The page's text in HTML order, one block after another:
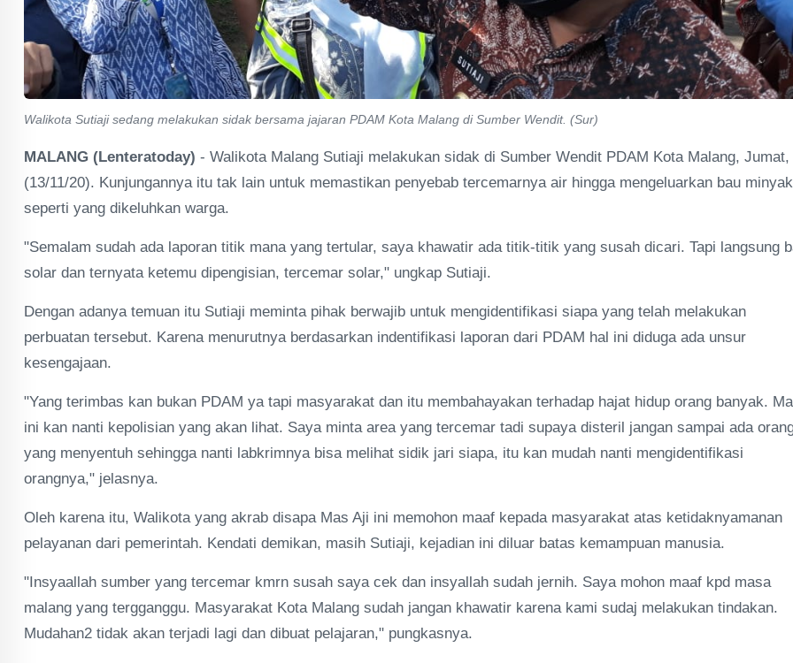
Walikota Sutiaji sedang melakukan sidak bersama jajaran PDAM Kota Malang di Sumber Wendit. (Sur)
MALANG (Lenteratoday) - Walikota Malang Sutiaji melakukan sidak di Sumber Wendit PDAM Kota Malang, Jumat,
(13/11/20). Kunjungannya itu tak lain untuk memastikan penyebab tercemarnya air hingga mengeluarkan bau minyak
seperti yang dikeluhkan warga.
"Semalam sudah ada laporan titik mana yang tertular, saya khawatir ada titik-titik yang susah dicari. Tapi langsung
solar dan ternyata ketemu dipengisian, tercemar solar," ungkap Sutiaji.
Dengan adanya temuan itu Sutiaji meminta pihak berwajib untuk mengidentifikasi siapa yang telah melakukan
perbuatan tersebut. Karena menurutnya berdasarkan indentifikasi laporan dari PDAM hal ini diduga ada unsur
kesengajaan.
"Yang terimbas kan bukan PDAM ya tapi masyarakat dan itu membahayakan terhadap hajat hidup orang banyak.
ini kan nanti kepolisian yang akan lihat. Saya minta area yang tercemar tadi supaya disteril jangan sampai ada
yang menyentuh sehingga nanti labkrimnya bisa melihat sidik jari siapa, itu kan mudah nanti mengidentifikasi
orangnya," jelasnya.
Oleh karena itu, Walikota yang akrab disapa Mas Aji ini memohon maaf kepada masyarakat atas ketidaknyamanan
pelayanan dari pemerintah. Kendati demikan, masih Sutiaji, kejadian ini diluar batas kemampuan manusia.
"Insyaallah sumber yang tercemar kmrn susah saya cek dan insyallah sudah jernih. Saya mohon maaf kpd masa
malang yang tergganggu. Masyarakat Kota Malang sudah jangan khawatir karena kami sudaj melakukan tindakan.
Mudahan2 tidak akan terjadi lagi dan dibuat pelajaran," pungkasnya.